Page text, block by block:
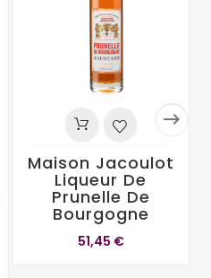

Maison Jacoulot
Liqueur De
Prunelle De
Bourgogne
51,45 €